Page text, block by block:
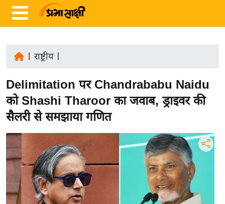
ज़ा
ख
ब
र
ष्ट्री
त
राष्ट्रीय|
Delimitation पर Chandrababu Naidu
को Shashi Tharoor का जवाब, ड्राइवर की
सैलरी से समझाया गणित